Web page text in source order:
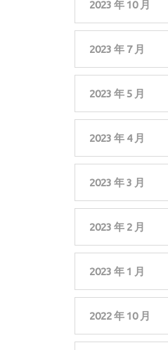
2023 年 10 月
2023 年 7 月
2023 年 5 月
2023 年 4 月
2023 年 3 月
2023 年 2 月
2023 年 1 月
2022 年 10 月